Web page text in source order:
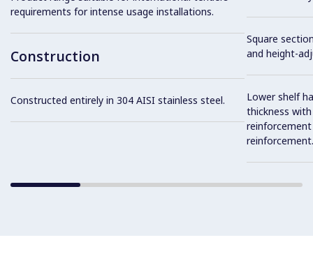
requirements for intense usage installations.
Construction
Constructed entirely in 304 AISI stainless steel.
Square
and height-
Lower shelf
thickness
reinforcement.